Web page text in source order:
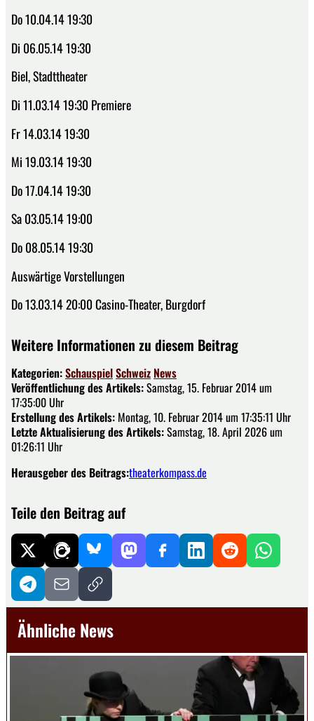
Do 10.04.14 19:30
Di 06.05.14 19:30
Biel, Stadttheater
Di 11.03.14 19:30 Premiere
Fr 14.03.14 19:30
Mi 19.03.14 19:30
Do 17.04.14 19:30
Sa 03.05.14 19:00
Do 08.05.14 19:30
Auswärtige Vorstellungen
Do 13.03.14 20:00 Casino-Theater, Burgdorf
Weitere Informationen zu diesem Beitrag
Kategorien:SchauspielSchweiz News
Veröffentlichung des Artikels:Samstag, 15. Februar 2014 um
17:35:00 Uhr
Erstellung des Artikels: Montag, 10. Februar 2014 um 17:35:11 Uhr
Letzte Aktualisierung des Artikels:Samstag, 18. April 2026 um
01:26:11 Uhr
Herausgeber des Beitrags:theaterkompass.de
Teile den Beitrag auf
Ähnliche News